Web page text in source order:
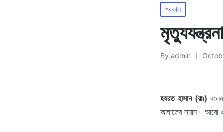
Posted
in
পরকাল
মৃত্যুযন্ত্রনা
Posted
By admin
হযরত হাসান (রাঃ)
আঘাতের সমান। আরো